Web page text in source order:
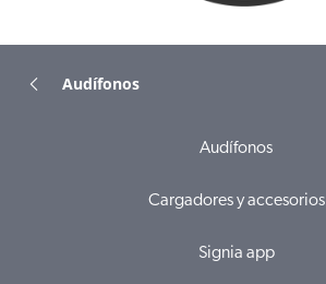
Audífonos
Audífonos
Cargadores y accesorios
Signia app